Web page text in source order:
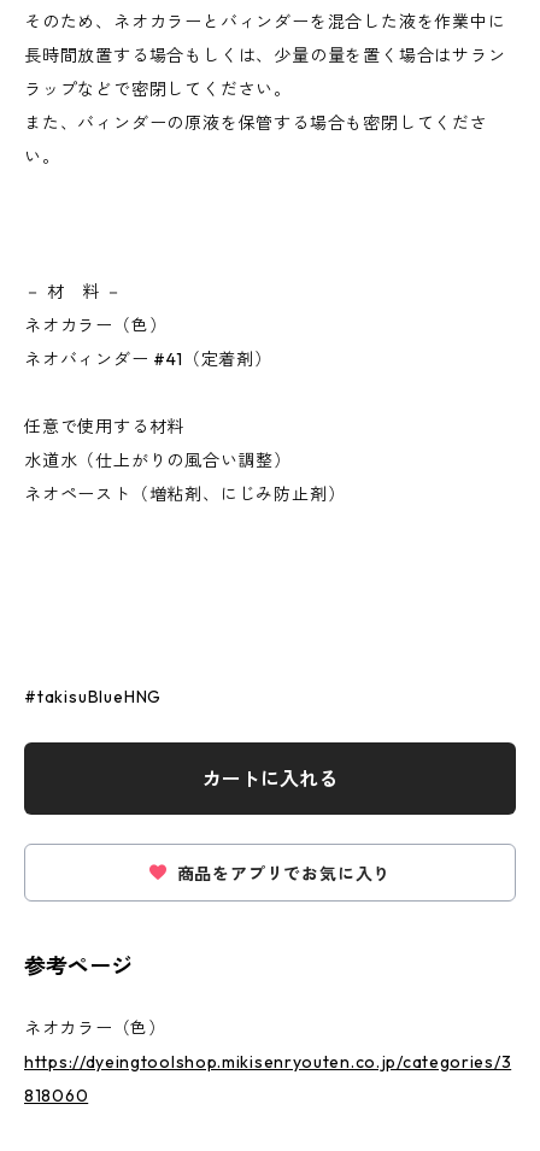
そのため、ネオカラーとバィンダーを混合した液を作業中に
長時間放置する場合もしくは、少量の量を置く場合はサラン
ラップなどで密閉してください。
また、バィンダーの原液を保管する場合も密閉してくださ
い。
－ 材 料 －
ネオカラー（色）
ネオバィンダー #41（定着剤）
任意で使用する材料
水道水（仕上がりの風合い調整）
ネオペースト（増粘剤、にじみ防止剤）
#takisuBlueHNG
カートに入れる
商品をアプリでお気に入り
参考ページ
ネオカラー（色）
https://dyeingtoolshop.mikisenryouten.co.jp/categories/3
818060